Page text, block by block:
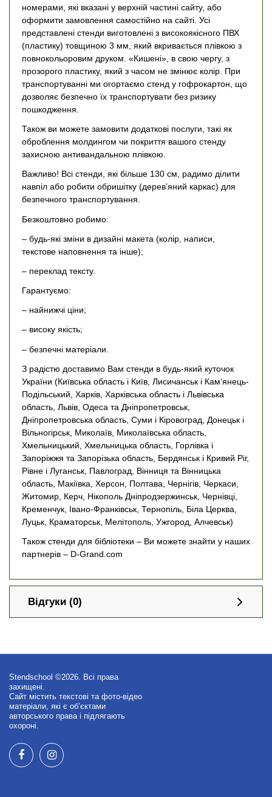
номерами, які вказані у верхній частині сайту, або
оформити замовлення самостійно на сайті. Усі
представлені стенди виготовлені з високоякісного ПВХ
(пластику) товщиною 3 мм, який вкривається плівкою з
повнокольоровим друком. «Кишені», в свою чергу, з
прозорого пластику, який з часом не змінює колір. При
транспортуванні ми огортаємо стенд у гофрокартон, що
дозволяє безпечно їх транспортувати без ризику
пошкодження.
Також ви можете замовити додаткові послуги, такі як
оброблення молдингом чи покриття вашого стенду
захисною антивандальною плівкою.
Важливо! Всі стенди, які більше 130 см, радимо ділити
навпіл або робити обришітку (дерев’яний каркас) для
безпечного транспортування.
Безкоштовно робимо:
– будь-які зміни в дизайні макета (колір, написи,
текстове наповнення та інше);
– переклад тексту.
Гарантуємо:
– найнижчі ціни;
– високу якість;
– безпечні матеріали.
З радістю доставимо Вам стенди в будь-який куточок
України (Київська область і Київ, Лисичанськ і Кам’янець-
Подільський, Харків, Харківська область і Львівська
область, Львів, Одеса та Дніпропетровськ,
Дніпропетровська область, Суми і Кіровоград, Донецьк і
Вільногірськ, Миколаїв, Миколаївська область,
Хмельницький, Хмельницька область, Горлівка і
Запоріжжя та Запорізька область, Бердянськ і Кривий Ріг,
Рівне і Луганськ, Павлоград, Вінниця та Вінницька
область, Макіївка, Херсон, Полтава, Чернігів, Черкаси,
Житомир, Керч, Нікополь Дніпродзержинськ, Чернівці,
Кременчук, Івано-Франківськ, Тернопіль, Біла Церква,
Луцьк, Краматорськ, Мелітополь, Ужгород, Алчевськ)
Також стенди для бібліотеки – Ви можете знайти у наших
партнерів – D-Grand.com
Відгуки (0)
Stendschool ©2026. Всі права
захищені.
Сайт містить текстові та фото-відео
матеріали, які є об’єктами
авторського права і підлягають
охороні.